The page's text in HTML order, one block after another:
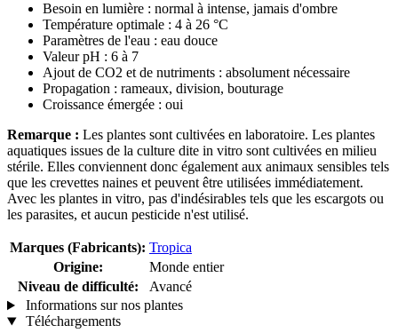
Besoin en lumière : normal à intense, jamais d'ombre
Température optimale : 4 à 26 °C
Paramètres de l'eau : eau douce
Valeur pH : 6 à 7
Ajout de CO2 et de nutriments : absolument nécessaire
Propagation : rameaux, division, bouturage
Croissance émergée : oui
Remarque : Les plantes sont cultivées en laboratoire. Les plantes
aquatiques issues de la culture dite in vitro sont cultivées en milieu
stérile. Elles conviennent donc également aux animaux sensibles tels
que les crevettes naines et peuvent être utilisées immédiatement.
Avec les plantes in vitro, pas d'indésirables tels que les escargots ou
les parasites, et aucun pesticide n'est utilisé.
Marques (Fabricants): Tropica
Origine:
Monde entier
Niveau de difficulté:
Avancé
Informations sur nos plantes
Téléchargements